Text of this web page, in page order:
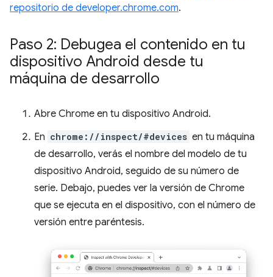
repositorio de developer.chrome.com.
Paso 2: Debugea el contenido en tu
dispositivo Android desde tu
máquina de desarrollo
Abre Chrome en tu dispositivo Android.
En chrome://inspect/#devices en tu máquina
de desarrollo, verás el nombre del modelo de tu
dispositivo Android, seguido de su número de
serie. Debajo, puedes ver la versión de Chrome
que se ejecuta en el dispositivo, con el número de
versión entre paréntesis.